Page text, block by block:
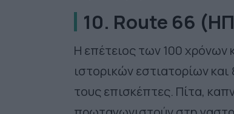
10. Route 66
Η επέτειος των 100
ιστορικών εστιατορίων
τους επισκέπτες. Πίτα,